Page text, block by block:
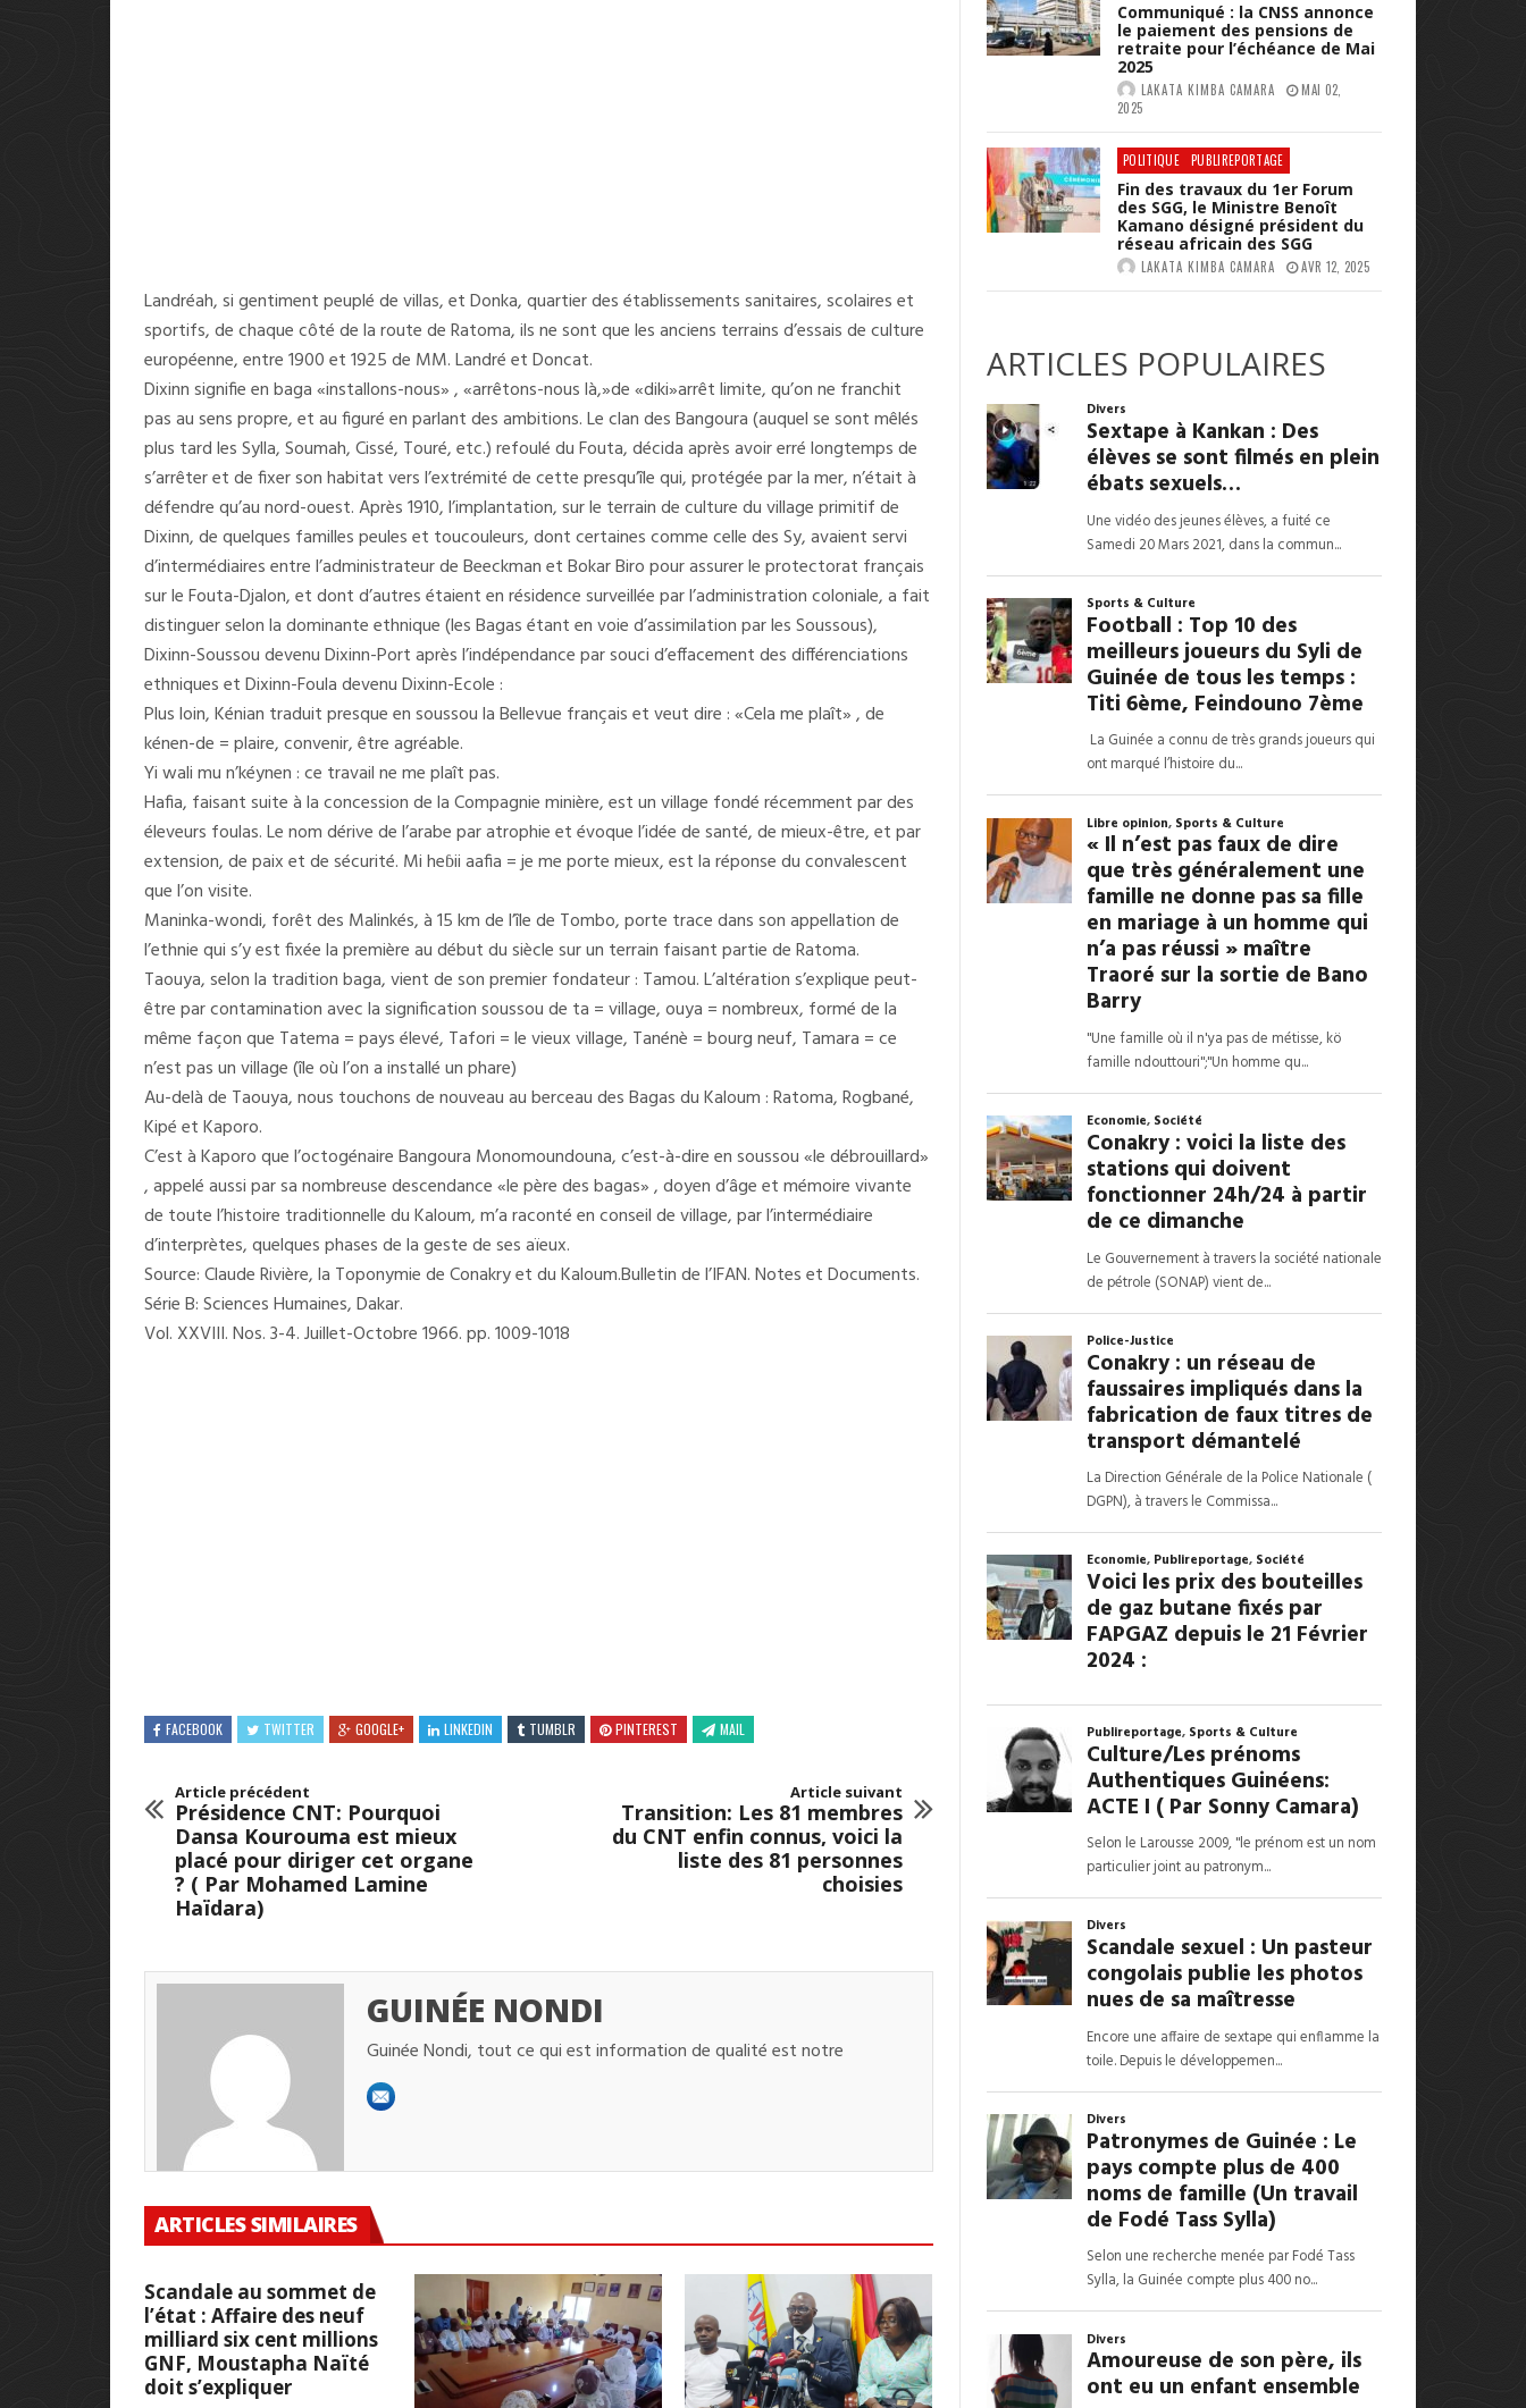
Landréah, si gentiment peuplé de villas, et Donka, quartier des établissements sanitaires, scolaires et
sportifs, de chaque côté de la route de Ratoma, ils ne sont que les anciens terrains d’essais de culture
européenne, entre 1900 et 1925 de MM. Landré et Doncat.
Dixinn signifie en baga «installons-nous» , «arrêtons-nous là,»de «diki»arrêt limite, qu’on ne franchit
pas au sens propre, et au figuré en parlant des ambitions. Le clan des Bangoura (auquel se sont mêlés
plus tard les Sylla, Soumah, Cissé, Touré, etc.) refoulé du Fouta, décida après avoir erré longtemps de
s’arrêter et de fixer son habitat vers l’extrémité de cette presqu’île qui, protégée par la mer, n’était à
défendre qu’au nord-ouest. Après 1910, l’implantation, sur le terrain de culture du village primitif de
Dixinn, de quelques familles peules et toucouleurs, dont certaines comme celle des Sy, avaient servi
d’intermédiaires entre l’administrateur de Beeckman et Bokar Biro pour assurer le protectorat français
sur le Fouta-Djalon, et dont d’autres étaient en résidence surveillée par l’administration coloniale, a fait
distinguer selon la dominante ethnique (les Bagas étant en voie d’assimilation par les Soussous),
Dixinn-Soussou devenu Dixinn-Port après l’indépendance par souci d’effacement des différenciations
ethniques et Dixinn-Foula devenu Dixinn-Ecole :
Plus loin, Kénian traduit presque en soussou la Bellevue français et veut dire : «Cela me plaît» , de
kénen-de = plaire, convenir, être agréable.
Yi wali mu n’kéynen : ce travail ne me plaît pas.
Hafia, faisant suite à la concession de la Compagnie minière, est un village fondé récemment par des
éleveurs foulas. Le nom dérive de l’arabe par atrophie et évoque l’idée de santé, de mieux-être, et par
extension, de paix et de sécurité. Mi heɓii aafia = je me porte mieux, est la réponse du convalescent
que l’on visite.
Maninka-wondi, forêt des Malinkés, à 15 km de l’île de Tombo, porte trace dans son appellation de
l’ethnie qui s’y est fixée la première au début du siècle sur un terrain faisant partie de Ratoma.
Taouya, selon la tradition baga, vient de son premier fondateur : Tamou. L’altération s’explique peut-
être par contamination avec la signification soussou de ta = village, ouya = nombreux, formé de la
même façon que Tatema = pays élevé, Tafori = le vieux village, Tanénè = bourg neuf, Tamara = ce
n’est pas un village (île où l’on a installé un phare)
Au-delà de Taouya, nous touchons de nouveau au berceau des Bagas du Kaloum : Ratoma, Rogbané,
Kipé et Kaporo.
C’est à Kaporo que l’octogénaire Bangoura Monomoundouna, c’est-à-dire en soussou «le débrouillard»
, appelé aussi par sa nombreuse descendance «le père des bagas» , doyen d’âge et mémoire vivante
de toute l’histoire traditionnelle du Kaloum, m’a raconté en conseil de village, par l’intermédiaire
d’interprètes, quelques phases de la geste de ses aïeux.
Source: Claude Rivière, la Toponymie de Conakry et du Kaloum.Bulletin de l’IFAN. Notes et Documents.
Série B: Sciences Humaines, Dakar.
Vol. XXVIII. Nos. 3-4. Juillet-Octobre 1966. pp. 1009-1018
FACEBOOK TWITTER GOOGLE+ LINKEDIN TUMBLR PINTEREST MAIL
Article précédent
Présidence CNT: Pourquoi
Dansa Kourouma est mieux
placé pour diriger cet organe
? ( Par Mohamed Lamine
Haïdara)
Article suivant
Transition: Les 81 membres
du CNT enfin connus, voici la
liste des 81 personnes
choisies
GUINÉE NONDI
Guinée Nondi, tout ce qui est information de qualité est notre
ARTICLES SIMILAIRES
Scandale au sommet de
l’état : Affaire des neuf
milliard six cent millions
GNF, Moustapha Naïté
doit s’expliquer
Communiqué : la CNSS annonce
le paiement des pensions de
retraite pour l’échéance de Mai
2025
LAKATA KIMBA CAMARA
MAI 02,
2025
POLITIQUE PUBLIREPORTAGE
Fin des travaux du 1er Forum
des SGG, le Ministre Benoît
Kamano désigné président du
réseau africain des SGG
LAKATA KIMBA CAMARA AVR 12, 2025
ARTICLES POPULAIRES